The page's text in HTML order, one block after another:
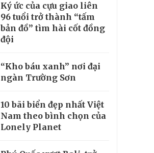
Ký ức của cựu giao liên
96 tuổi trở thành “tấm
bản đồ” tìm hài cốt đồng
đội
“Kho báu xanh” nơi đại
ngàn Trường Sơn
10 bãi biển đẹp nhất Việt
Nam theo bình chọn của
Lonely Planet